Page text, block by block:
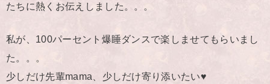
たちに熱くお伝えしました。。。
私が、100パーセント爆睡ダンスで楽しませてもらいまし
た。。。
少しだけ先輩mama、少しだけ寄り添いたい♥️